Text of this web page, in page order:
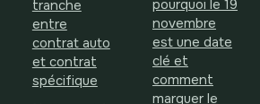
tranche
entre
contrat auto
et contrat
spécifique
pourquoi le 19
novembre
est une date
clé et
comment
marquer le